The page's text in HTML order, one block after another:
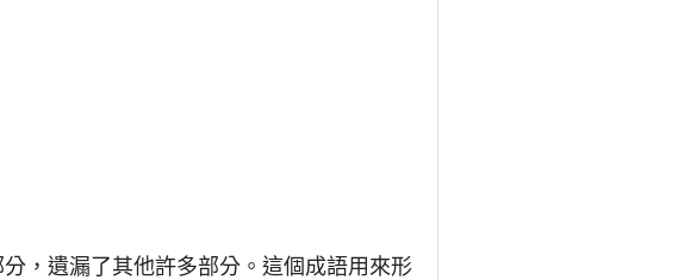
，遺漏了其他許多部分。這個成語用來形